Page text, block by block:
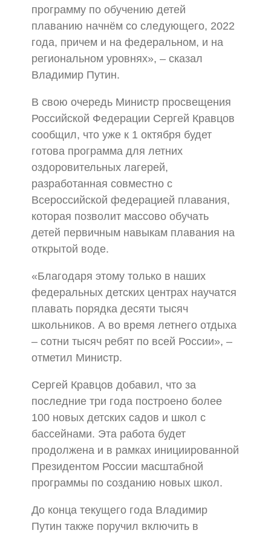
программу по обучению детей
плаванию начнём со следующего, 2022
года, причем и на федеральном, и на
региональном уровнях», – сказал
Владимир Путин.
В свою очередь Министр просвещения
Российской Федерации Сергей Кравцов
сообщил, что уже к 1 октября будет
готова программа для летних
оздоровительных лагерей,
разработанная совместно с
Всероссийской федерацией плавания,
которая позволит массово обучать
детей первичным навыкам плавания на
открытой воде.
«Благодаря этому только в наших
федеральных детских центрах научатся
плавать порядка десяти тысяч
школьников. А во время летнего отдыха
– сотни тысяч ребят по всей России», –
отметил Министр.
Сергей Кравцов добавил, что за
последние три года построено более
100 новых детских садов и школ с
бассейнами. Эта работа будет
продолжена и в рамках инициированной
Президентом России масштабной
программы по созданию новых школ.
До конца текущего года Владимир
Путин также поручил включить в